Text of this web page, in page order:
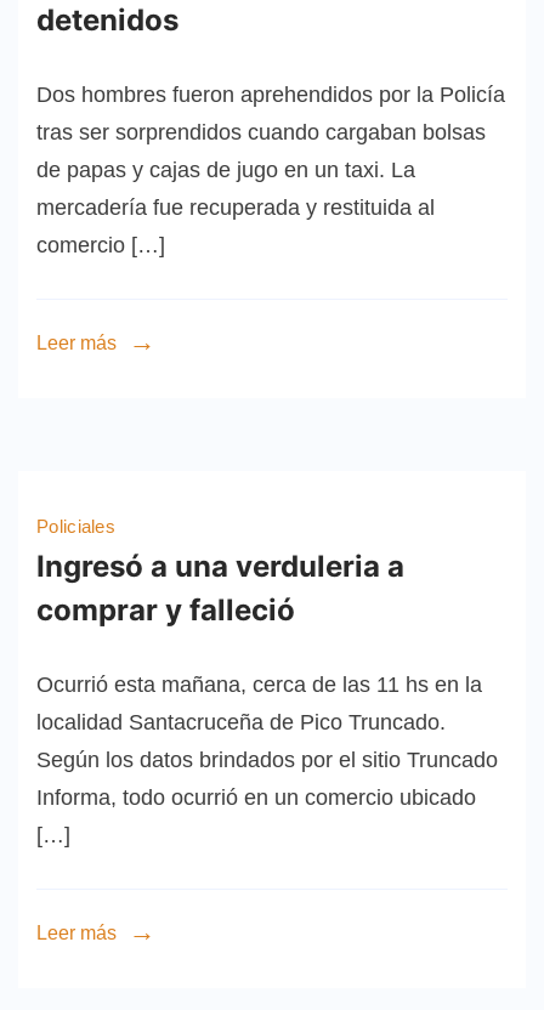
detenidos
Dos hombres fueron aprehendidos por la Policía
tras ser sorprendidos cuando cargaban bolsas
de papas y cajas de jugo en un taxi. La
mercadería fue recuperada y restituida al
comercio […]
Leer más
Policiales
Ingresó a una verduleria a
comprar y falleció
Ocurrió esta mañana, cerca de las 11 hs en la
localidad Santacruceña de Pico Truncado.
Según los datos brindados por el sitio Truncado
Informa, todo ocurrió en un comercio ubicado
[…]
Leer más